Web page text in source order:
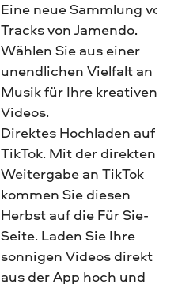
Eine neue Sammlung von
Tracks von Jamendo.
Wählen Sie aus einer
unendlichen Vielfalt an
Musik für Ihre kreativen
Videos.
Direktes Hochladen auf
TikTok. Mit der direkten
Weitergabe an TikTok
kommen Sie diesen
Herbst auf die Für Sie-
Seite. Laden Sie Ihre
sonnigen Videos direkt
aus der App hoch und